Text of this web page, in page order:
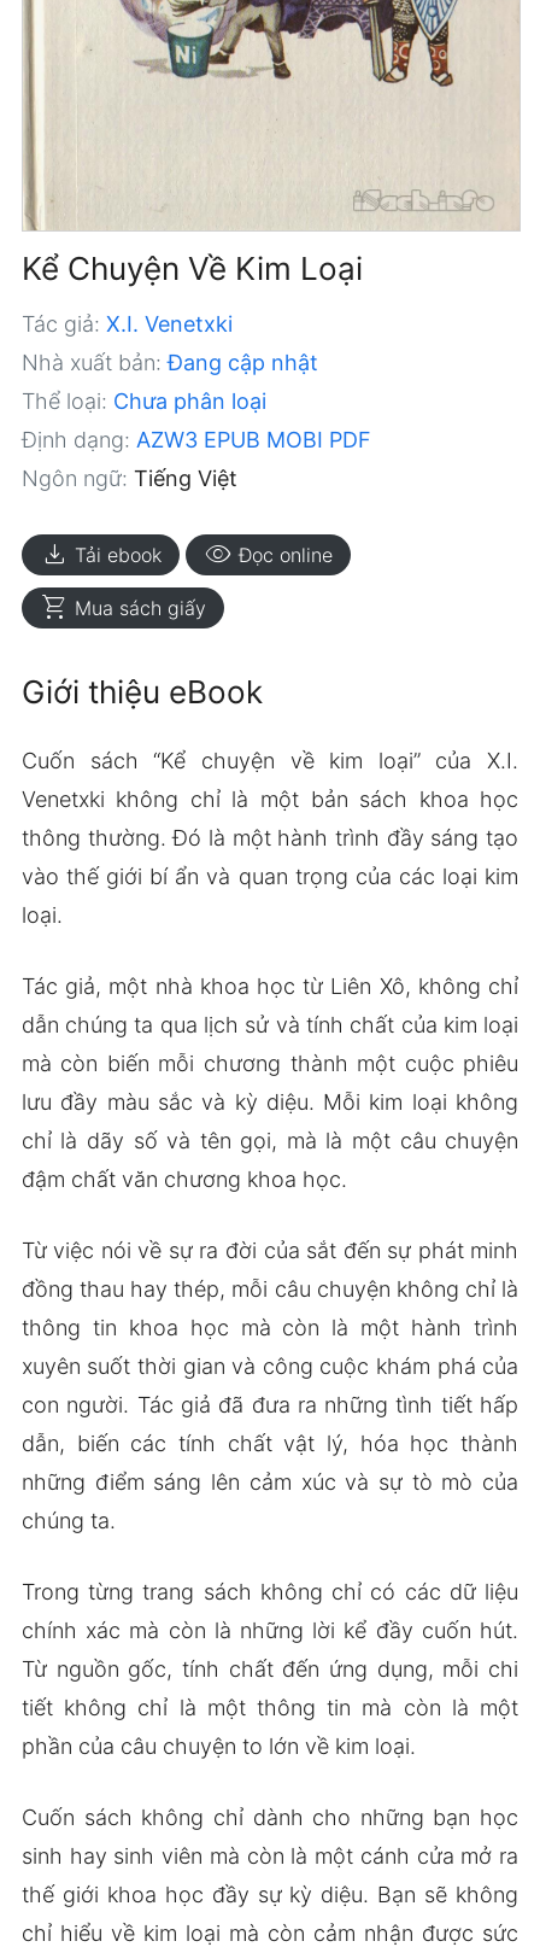
Kể Chuyện Về Kim Loại
Tác giả: X.I. Venetxki
Nhà xuất bản: Đang cập nhật
Thể loại: Chưa phân loại
Định dạng: AZW3 EPUB MOBI PDF
Ngôn ngữ: Tiếng Việt
download Tải ebook visibility Đọc online
shopping_cart Mua sách giấy
Giới thiệu eBook
Cuốn sách “Kể chuyện về kim loại” của X.I.
Venetxki không chỉ là một bản sách khoa học
thông thường. Đó là một hành trình đầy sáng tạo
vào thế giới bí ẩn và quan trọng của các loại kim
loại.
Tác giả, một nhà khoa học từ Liên Xô, không chỉ
dẫn chúng ta qua lịch sử và tính chất của kim loại
mà còn biến mỗi chương thành một cuộc phiêu
lưu đầy màu sắc và kỳ diệu. Mỗi kim loại không
chỉ là dãy số và tên gọi, mà là một câu chuyện
đậm chất văn chương khoa học.
Từ việc nói về sự ra đời của sắt đến sự phát minh
đồng thau hay thép, mỗi câu chuyện không chỉ là
thông tin khoa học mà còn là một hành trình
xuyên suốt thời gian và công cuộc khám phá của
con người. Tác giả đã đưa ra những tình tiết hấp
dẫn, biến các tính chất vật lý, hóa học thành
những điểm sáng lên cảm xúc và sự tò mò của
chúng ta.
Trong từng trang sách không chỉ có các dữ liệu
chính xác mà còn là những lời kể đầy cuốn hút.
Từ nguồn gốc, tính chất đến ứng dụng, mỗi chi
tiết không chỉ là một thông tin mà còn là một
phần của câu chuyện to lớn về kim loại.
Cuốn sách không chỉ dành cho những bạn học
sinh hay sinh viên mà còn là một cánh cửa mở ra
thế giới khoa học đầy sự kỳ diệu. Bạn sẽ không
chỉ hiểu về kim loại mà còn cảm nhận được sức